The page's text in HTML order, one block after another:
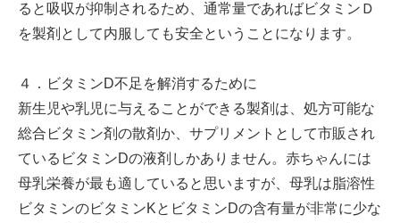
ると吸収が抑制されるため、通常量であればビタミンＤ
を製剤として内服しても安全ということになります。
４．ビタミンD不足を解消するために
新生児や乳児に与えることができる製剤は、処方可能な
総合ビタミン剤の散剤か、サプリメントとして市販され
ているビタミンDの液剤しかありません。赤ちゃんには
母乳栄養が最も適していると思いますが、母乳は脂溶性
ビタミンのビタミンKとビタミンDの含有量が非常に少な